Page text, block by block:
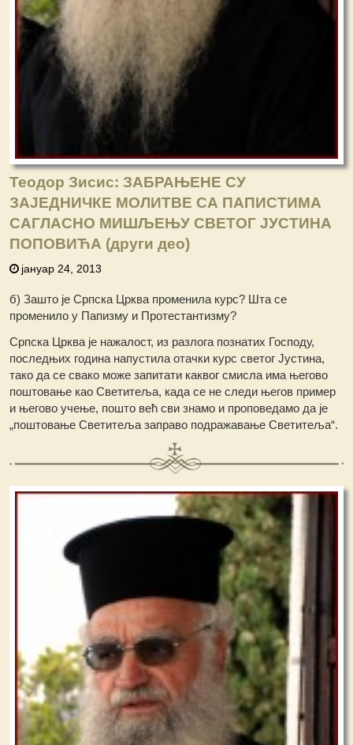
Теодор Зисис: ЗАБРАЊЕНЕ СУ
ЗАЈЕДНИЧКЕ МОЛИТВЕ СА ПАПИСТИМА
САГЛАСНО МИШЉЕЊУ СВЕТОГ ЈУСТИНА
ПОПОВИЋА (други део)
јануар 24, 2013
б) Зашто је Српска Црква променила курс? Шта се
променило у Папизму и Протестантизму?
Српска Црква је нажалост, из разлога познатих Господу,
последњих година напустила отачки курс светог Јустина,
тако да се свако може запитати каквог смисла има његово
поштовање као Светитеља, када се не следи његов пример
и његово учење, пошто већ сви знамо и проповедамо да је
„поштовање Светитеља заправо подражавање Светитеља“.